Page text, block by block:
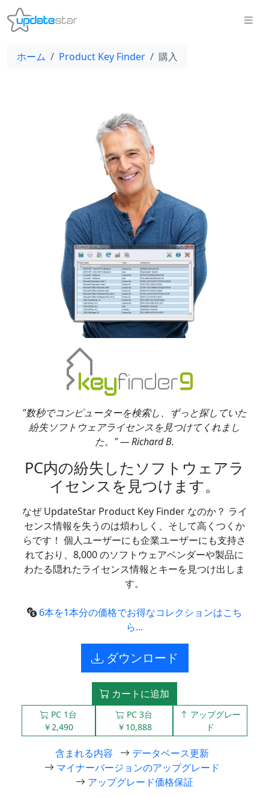
ホーム Product Key Finder 購入
"数秒でコンピューターを検索し、ずっと探していた
紛失ソフトウェアライセンスを見つけてくれまし
た。" — Richard B.
PC内の紛失したソフトウェアラ
イセンスを見つけます。
なぜ UpdateStar Product Key Finder なのか？ ライ
センス情報を失うのは煩わしく、そして高くつくか
らです！ 個人ユーザーにも企業ユーザーにも支持さ
れており、8,000 のソフトウェアベンダーや製品に
わたる隠れたライセンス情報とキーを見つけ出しま
す。
6本を1本分の価格でお得なコレクションはこち
ら...
ダウンロード
カートに追加
PC 1台
￥2,490
PC 3台
￥10,888
アップグレー
ド
含まれる内容
データベース更新
マイナーバージョンのアップグレード
アップグレード価格保証